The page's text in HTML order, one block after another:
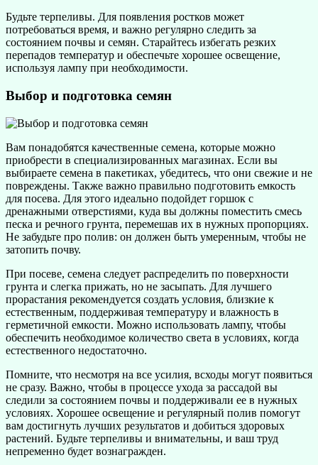
Будьте терпеливы. Для появления ростков может
потребоваться время, и важно регулярно следить за
состоянием почвы и семян. Старайтесь избегать резких
перепадов температур и обеспечьте хорошее освещение,
используя лампу при необходимости.
Выбор и подготовка семян
Вам понадобятся качественные семена, которые можно
приобрести в специализированных магазинах. Если вы
выбираете семена в пакетиках, убедитесь, что они свежие и не
повреждены. Также важно правильно подготовить емкость
для посева. Для этого идеально подойдет горшок с
дренажными отверстиями, куда вы должны поместить смесь
песка и речного грунта, перемешав их в нужных пропорциях.
Не забудьте про полив: он должен быть умеренным, чтобы не
затопить почву.
При посеве, семена следует распределить по поверхности
грунта и слегка прижать, но не засыпать. Для лучшего
прорастания рекомендуется создать условия, близкие к
естественным, поддерживая температуру и влажность в
герметичной емкости. Можно использовать лампу, чтобы
обеспечить необходимое количество света в условиях, когда
естественного недостаточно.
Помните, что несмотря на все усилия, всходы могут появиться
не сразу. Важно, чтобы в процессе ухода за рассадой вы
следили за состоянием почвы и поддерживали ее в нужных
условиях. Хорошее освещение и регулярный полив помогут
вам достигнуть лучших результатов и добиться здоровых
растений. Будьте терпеливы и внимательны, и ваш труд
непременно будет вознагражден.